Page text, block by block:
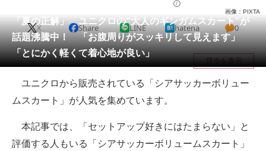
会員記事
メディア
注目記事を集めた総合ページ
ITの今と未来を見通す
スマホと通信の最新トレンド
進化するPCとデバイスの未来
「夏の正解」 ユニクロの“大人のギンガムスカート”が
話題沸騰中！ 「お腹周りがスッキリして見えます」
「とにかく軽くて着心地が良い」
画像：PIXTA
X Share LINE hatena 0
目次を表示
ユニクロから販売されている「シアサッカーボリュー
ムスカート」が人気を集めています。
本記事では、「セットアップ好きにはたまらない」と
評価する人もいる「シアサッカーボリュームスカート」